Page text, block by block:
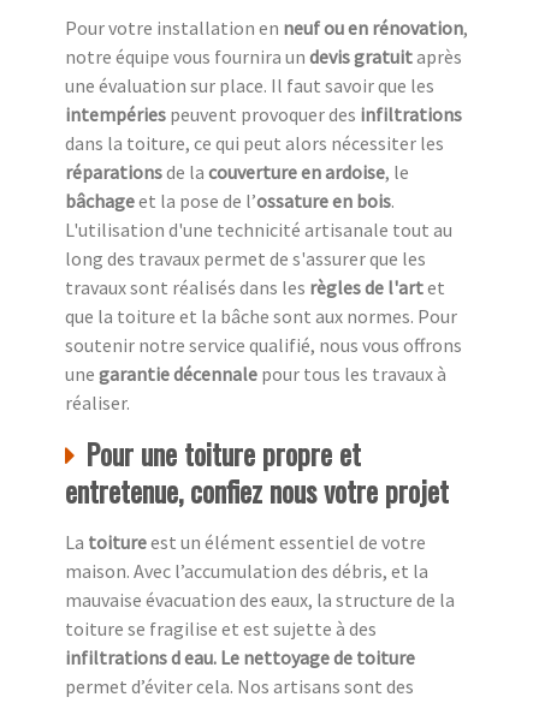
Pour votre installation en neuf ou en rénovation,
notre équipe vous fournira un devis gratuitaprès
une évaluation sur place. Il faut savoir que les
intempéries peuvent provoquer des infiltrations
dans la toiture, ce qui peut alors nécessiter les
réparationsde la couverture en ardoise, le
bâchageet la pose de l’ossature en bois.
L'utilisation d'une technicité artisanale tout au
long des travaux permet de s'assurer que les
travaux sont réalisés dans les règles de l'artet
que la toiture et la bâche sont aux normes. Pour
soutenir notre service qualifié, nous vous offrons
une garantie décennale pour tous les travaux à
réaliser.
Pour une toiture propre et
entretenue, confiez nous votre projet
La toitureest un élément essentiel de votre
maison. Avec l’accumulation des débris, et la
mauvaise évacuation des eaux, la structure de la
toiture se fragilise et est sujette à des
infiltrations d eau. Le nettoyage de toiture
permet d’éviter cela. Nos artisans sont des